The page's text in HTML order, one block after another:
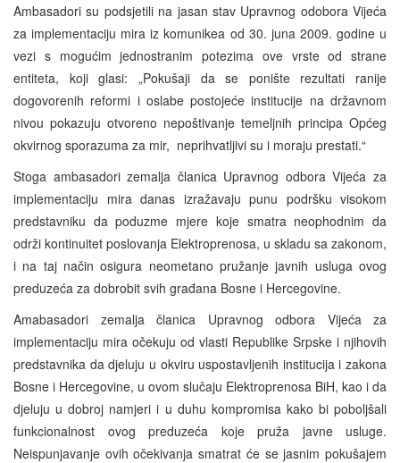
Ambasadori su podsjetili na jasan stav Upravnog odobora Vijeća
za implementaciju mira iz komunikea od 30. juna 2009. godine u
vezi s mogućim jednostranim potezima ove vrste od strane
entiteta, koji glasi: „Pokušaji da se ponište rezultati ranije
dogovorenih reformi i oslabe postojeće institucije na državnom
nivou pokazuju otvoreno nepoštivanje temeljnih principa Općeg
okvirnog sporazuma za mir, neprihvatljivi su i moraju prestati.“
Stoga ambasadori zemalja članica Upravnog odbora Vijeća za
implementaciju mira danas izražavaju punu podršku visokom
predstavniku da poduzme mjere koje smatra neophodnim da
održi kontinuitet poslovanja Elektroprenosa, u skladu sa zakonom,
i na taj način osigura neometano pružanje javnih usluga ovog
preduzeća za dobrobit svih građana Bosne i Hercegovine.
Amabasadori zemalja članica Upravnog odbora Vijeća za
implementaciju mira očekuju od vlasti Republike Srpske i njihovih
predstavnika da djeluju u okviru uspostavljenih institucija i zakona
Bosne i Hercegovine, u ovom slučaju Elektroprenosa BiH, kao i da
djeluju u dobroj namjeri i u duhu kompromisa kako bi poboljšali
funkcionalnost ovog preduzeća koje pruža javne usluge.
Neispunjavanje ovih očekivanja smatrat će se jasnim pokušajem